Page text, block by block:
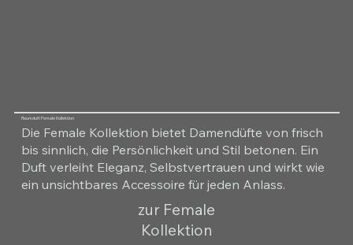
Raumduft Female Kollektion
Die Female Kollektion bietet Damendüfte von frisch
bis sinnlich, die Persönlichkeit und Stil betonen. Ein
Duft verleiht Eleganz, Selbstvertrauen und wirkt wie
ein unsichtbares Accessoire für jeden Anlass.
zur Female
Kollektion